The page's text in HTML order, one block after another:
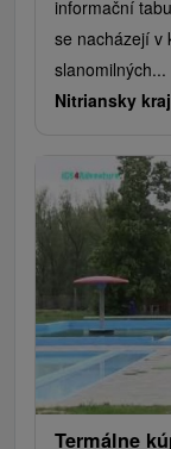
informační
se nacházejí v
slanomilných...
Nitriansky
Termálne